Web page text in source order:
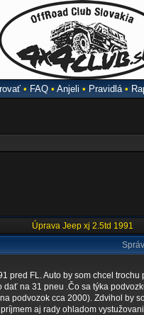
• FAQ• Anjeli • Pravidlá•
Úprava Jeep xj 2.5td 1991
pred FL. Auto by som chcel
na 31 pneu .Čo sa týka
podvozok cca 2000). Zdvihol by
aj rady ohladom